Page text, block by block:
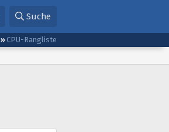
Suche
CPU-Rangliste